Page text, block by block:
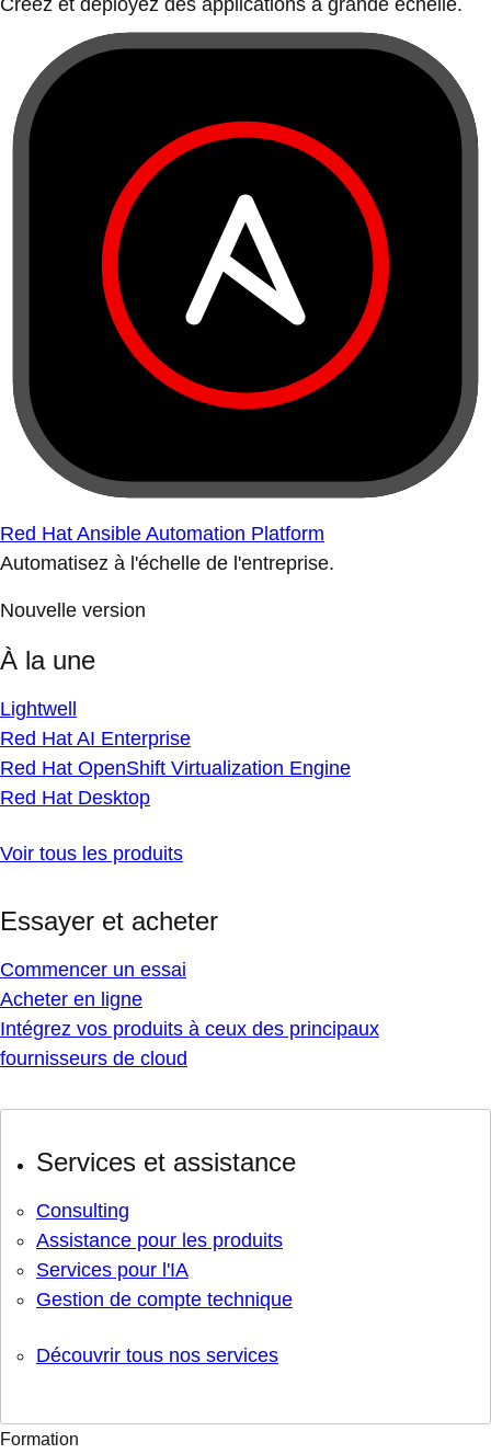
Créez et déployez des applications à grande échelle.
Red Hat Ansible Automation Platform
Automatisez à l'échelle de l'entreprise.
Nouvelle version
À la une
Lightwell
Red Hat AI Enterprise
Red Hat OpenShift Virtualization Engine
Red Hat Desktop
Voir tous les produits
Essayer et acheter
Commencer un essai
Acheter en ligne
Intégrez vos produits à ceux des principaux
fournisseurs de cloud
Services et assistance
Consulting
Assistance pour les produits
Services pour l'IA
Gestion de compte technique
Découvrir tous nos services
Formation